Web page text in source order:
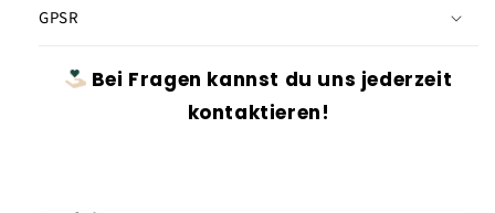
GPSR
Bei Fragen kannst du uns jederzeit
kontaktieren!